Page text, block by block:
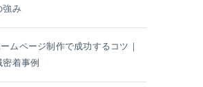
強み
ムページ制作で成功するコツ｜
着事例